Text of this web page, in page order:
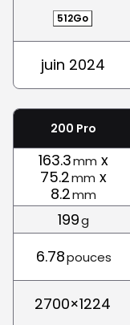
512Go
juin 2024
200 Pro
163.3mm x
75.2mm x
8.2mm
199g
6.78pouces
2700×1224